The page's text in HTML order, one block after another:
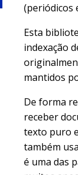
(periódicos
Esta
indexação
mantidos
De forma
receber
texto puro
também
é uma das